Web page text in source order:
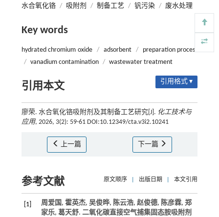
水合氧化铬 / 吸附剂 / 制备工艺 / 钒污染 / 废水处理
Key words
hydrated chromium oxide / adsorbent /
preparation process
/ vanadium contamination / wastewater treatment
引用本文 引用格式 ▾
廖荣. 水合氧化铬吸附剂及其制备工艺研究[J]. 化工技术与
应用, 2026, 3(2): 59-61 DOI:10.12349/cta.v3i2.10241
上一篇 下一篇
参考文献 原文顺序 出版日期 本文引用
[1]
周爱国, 霍英杰, 吴俊晔, 陈云浩, 赵俊德, 陈彦霖, 郑
家乐, 葛天舒. 二氧化碳直接空气捕集固态胺吸附剂